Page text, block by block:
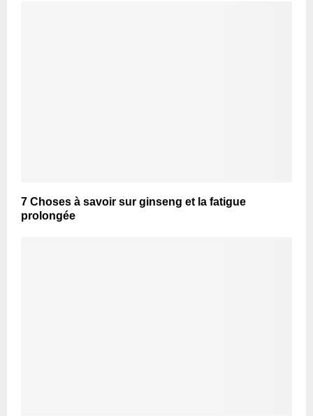
7 Choses à savoir sur ginseng et la fatigue
prolongée